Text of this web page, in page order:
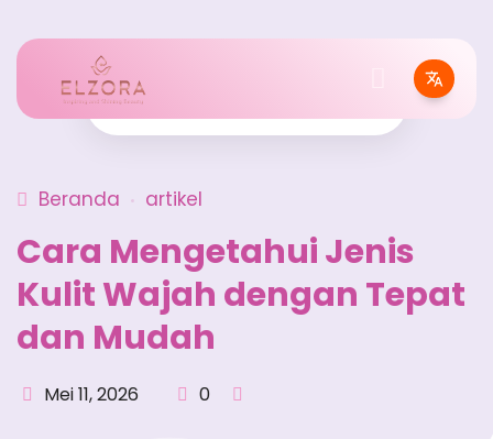
Beranda artikel
Cara Mengetahui Jenis
Kulit Wajah dengan Tepat
dan Mudah
Mei 11, 2026 0